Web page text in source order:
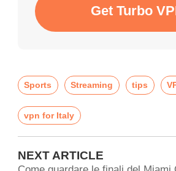
Get Turbo
Sports Streaming tips
vpn for Italy
NEXT ARTICLE